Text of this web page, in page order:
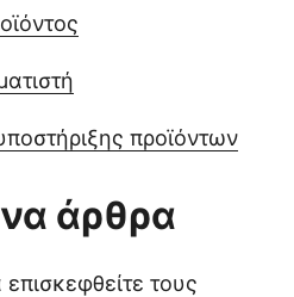
προϊόντων
άρθρα
τους